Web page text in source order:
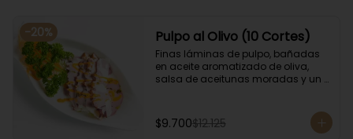
-20% Pulpo al Olivo (10 Cortes)
Finas láminas de pulpo, bañadas
en aceite aromatizado de oliva,
salsa de aceitunas moradas y un
$9.700$12.125